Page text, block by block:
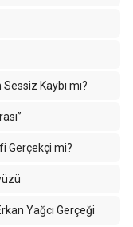
Kaybı mı?
Gerçekçi mi?
Yağcı Gerçeği